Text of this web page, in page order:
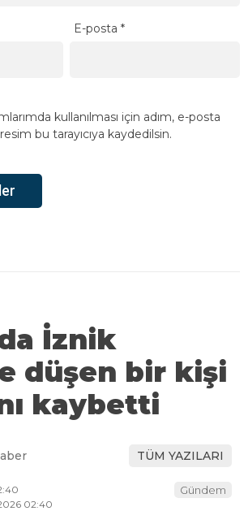
E-posta*
kullanılması için adım, e-posta
bu tarayıcıya kaydedilsin.
İznik
düşen bir kişi
kaybetti
TÜM YAZILARI
02:40
Gündem